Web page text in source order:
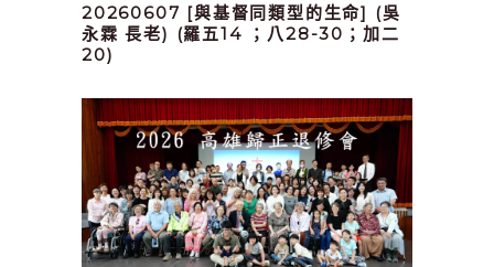
20260607 [與基督同類型的生命] (吳
永霖 長老) (羅五14 ；八28-30；加二
20)